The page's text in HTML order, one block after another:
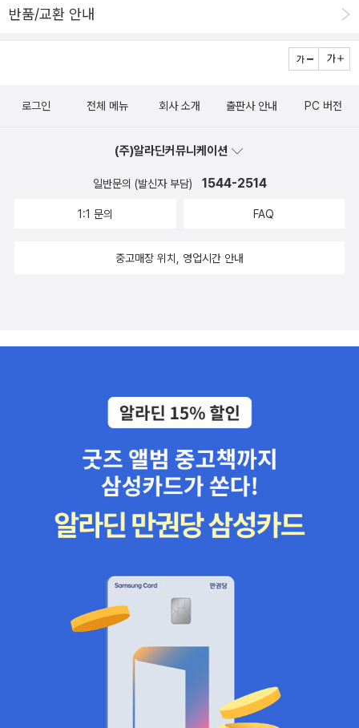
반품/교환 안내
로그인 전체 메뉴 회사 소개 출판사 안내 PC 버전
(주)알라딘커뮤니케이션
일반문의 (발신자 부담) 1544-2514
1:1 문의 FAQ
중고매장 위치, 영업시간 안내